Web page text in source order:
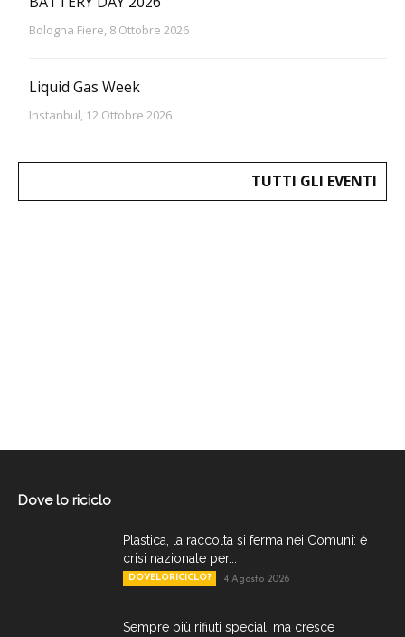
Bologna Fiere, 8 Ottobre 2026
Liquid Gas Week
Instanbul, 12 Ottobre 2026
TUTTI GLI EVENTI
Dove lo riciclo
Plastica, la raccolta si ferma nei Comuni: è
crisi nazionale per...
DOVELORICICLO? 4 Agosto 2026
Sempre più rifiuti speciali ma cresce